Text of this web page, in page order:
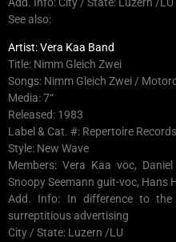
See also:
Artist: Vera Kaa Band
Title: Nimm Gleich Zwei
Songs: Nimm Gleich Zwei /
Media: 7“
Released: 1983
Label & Cat. #: Repertoire
Style: New Wave
Members: Vera Kaa voc,
Snoopy Seemann guit-voc, Hans
Add. Info: In difference to
surreptitious advertising
City / State: Luzern /LU